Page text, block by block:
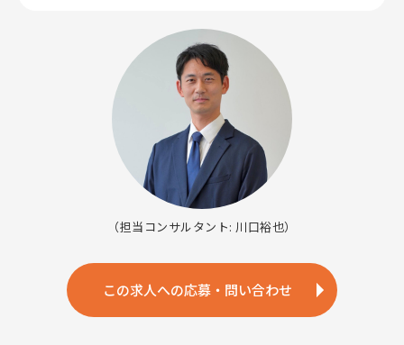
（担当コンサルタント: 川口裕也）
この求人への応募・問い合わせ